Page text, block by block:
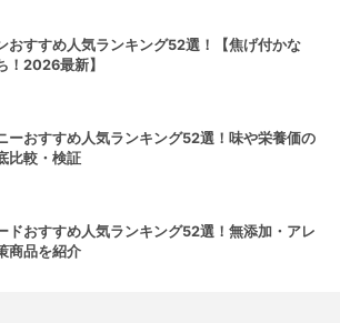
おすすめ人気ランキング52選！【焦げ付かな
！2026最新】
ーおすすめ人気ランキング52選！味や栄養価の
比較・検証
ドおすすめ人気ランキング52選！無添加・アレ
商品を紹介